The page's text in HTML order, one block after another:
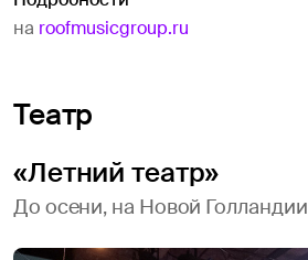
на roofmusicgroup.ru
Театр
«Летний театр»
До осени, на Новой Голландии